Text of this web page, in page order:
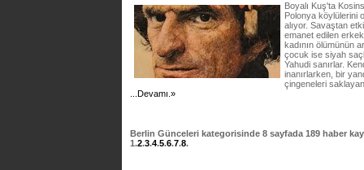
Boyalı Kuş'ta
Polonya köylülerini
alıyor. Savaştan
emanet edilen
kadının ölümünün
çocuk ise siyah
Yahudi sanırlar.
inanırlarken, bir
çingeneleri
...Devamı.»
Berlin Günceleri kategorisinde 8 sayfada 189 haber
1.2.3.4.5.6.7.8.